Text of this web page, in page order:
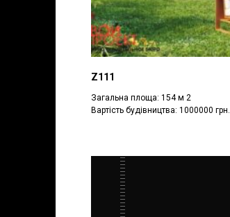
Z111
Загальна площа: 154 м 2
Вартість будівництва: 1000000 грн.